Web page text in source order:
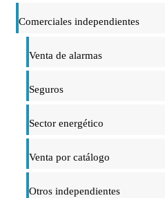
Comerciales independientes
Venta de alarmas
Seguros
Sector energético
Venta por catálogo
Otros independientes